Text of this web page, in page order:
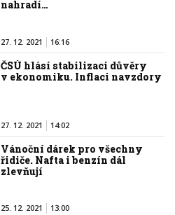
nahradí…
27. 12. 2021 16:16
ČSÚ hlásí stabilizaci důvěry
v ekonomiku. Inflaci navzdory
27. 12. 2021 14:02
Vánoční dárek pro všechny
řidiče. Nafta i benzín dál
zlevňují
25. 12. 2021 13:00